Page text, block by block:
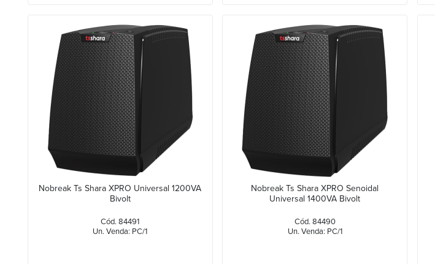
Nobreak Ts Shara XPRO Universal 1200VA
Bivolt
Cód. 84491
Un. Venda: PC/1
Nobreak Ts Shara XPRO Senoidal
Universal 1400VA Bivolt
Cód. 84490
Un. Venda: PC/1